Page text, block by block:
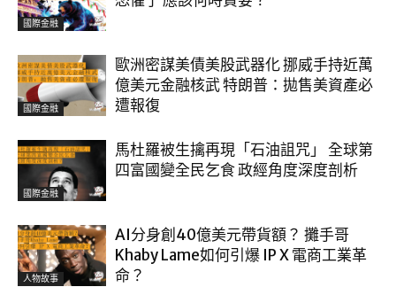
國際金融
國際金融
歐洲密謀美債美股武器化 挪威手持近萬
億美元金融核武 特朗普：拋售美資產必
遭報復
國際金融
馬杜羅被生擒再現「石油詛咒」 全球第
四富國變全民乞食 政經角度深度剖析
人物故事
AI分身創40億美元帶貨額？ 攤手哥
Khaby Lame如何引爆 IP X 電商工業革
命？